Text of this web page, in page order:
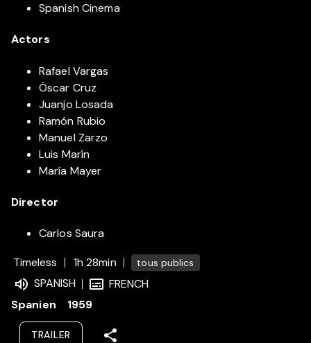
Spanish Cinema
Actors
Rafael Vargas
Óscar Cruz
Juanjo Losada
Ramón Rubio
Manuel Zarzo
Luis Marín
María Mayer
Director
Carlos Saura
Timeless
1h 28min tous publics
SPANISH
FRENCH
Spanien
1959
TRAILER